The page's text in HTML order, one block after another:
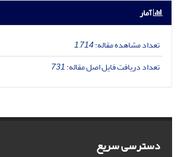
آمار
تعداد مشاهده مقاله:1,714
تعداد دریافت فایل اصل مقاله:731
دسترسی سریع